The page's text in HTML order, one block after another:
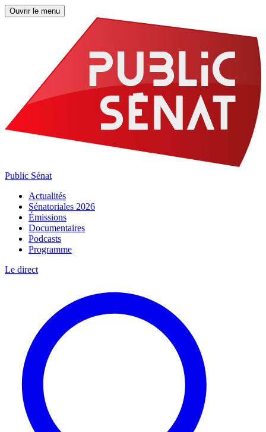
Ouvrir le menu
Public Sénat
Actualités
Sénatoriales 2026
Émissions
Documentaires
Podcasts
Programme
Le direct